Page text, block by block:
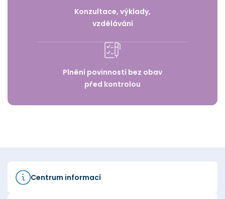
Konzultace, výklady,
vzdělávání
Plnění povinností bez obav
před kontrolou
Centrum informací